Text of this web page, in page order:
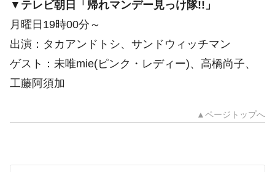
▼ テレビ朝日「帰れマンデー見っけ隊!!」
月曜日19時00分～
出演：タカアンドトシ、サンドウィッチマン
ゲスト：未唯mie(ピンク・レディー)、高橋尚子、
工藤阿須加
▲ページトップへ